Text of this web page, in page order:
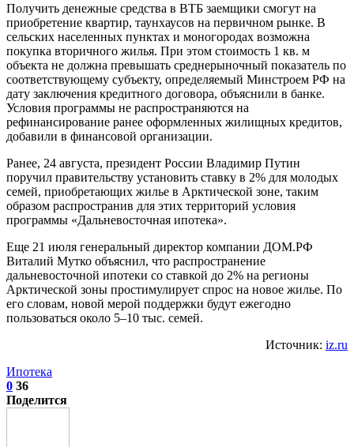
Получить денежные средства в ВТБ заемщики смогут на
приобретение квартир, таунхаусов на первичном рынке. В
сельских населенных пунктах и моногородах возможна
покупка вторичного жилья. При этом стоимость 1 кв. м
объекта не должна превышать среднерыночный показатель по
соответствующему субъекту, определяемый Минстроем РФ на
дату заключения кредитного договора, объяснили в банке.
Условия программы не распространяются на
рефинансирование ранее оформленных жилищных кредитов,
добавили в финансовой организации.
Ранее, 24 августа, президент России Владимир Путин
поручил правительству установить ставку в 2% для молодых
семей, приобретающих жилье в Арктической зоне, таким
образом распространив для этих территорий условия
программы «Дальневосточная ипотека».
Еще 21 июля генеральный директор компании ДОМ.РФ
Виталий Мутко объяснил, что распространение
дальневосточной ипотеки со ставкой до 2% на регионы
Арктической зоны простимулирует спрос на новое жилье. По
его словам, новой мерой поддержки будут ежегодно
пользоваться около 5–10 тыс. семей.
Источник: iz.ru
Ипотека
0 36
Поделится